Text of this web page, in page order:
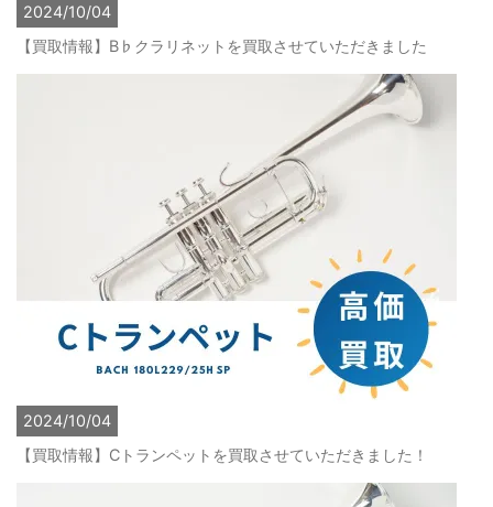
2024/10/04
【買取情報】B♭クラリネットを買取させていただきました
2024/10/04
【買取情報】Cトランペットを買取させていただきました！